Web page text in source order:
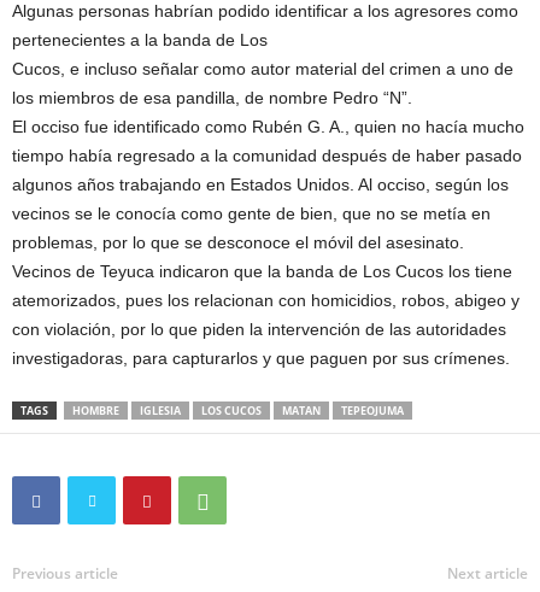
Algunas personas habrían podido identificar a los agresores como
pertenecientes a la banda de Los
Cucos, e incluso señalar como autor material del crimen a uno de
los miembros de esa pandilla, de nombre Pedro “N”.
El occiso fue identificado como Rubén G. A., quien no hacía mucho
tiempo había regresado a la comunidad después de haber pasado
algunos años trabajando en Estados Unidos. Al occiso, según los
vecinos se le conocía como gente de bien, que no se metía en
problemas, por lo que se desconoce el móvil del asesinato.
Vecinos de Teyuca indicaron que la banda de Los Cucos los tiene
atemorizados, pues los relacionan con homicidios, robos, abigeo y
con violación, por lo que piden la intervención de las autoridades
investigadoras, para capturarlos y que paguen por sus crímenes.
TAGS HOMBRE IGLESIA LOS CUCOS MATAN TEPEOJUMA
Previous article Next article